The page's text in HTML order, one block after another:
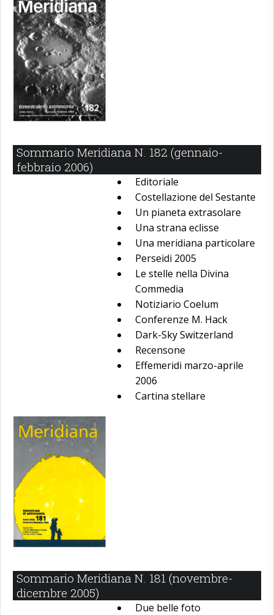
Sommario Meridiana N. 182 (gennaio-
febbraio 2006)
Editoriale
Costellazione del Sestante
Un pianeta extrasolare
Una strana eclisse
Una meridiana particolare
Perseidi 2005
Le stelle nella Divina
Commedia
Notiziario Coelum
Conferenze M. Hack
Dark-Sky Switzerland
Recensone
Effemeridi marzo-aprile
2006
Cartina stellare
Sommario Meridiana N. 181 (novembre-
dicembre 2005)
Due belle foto